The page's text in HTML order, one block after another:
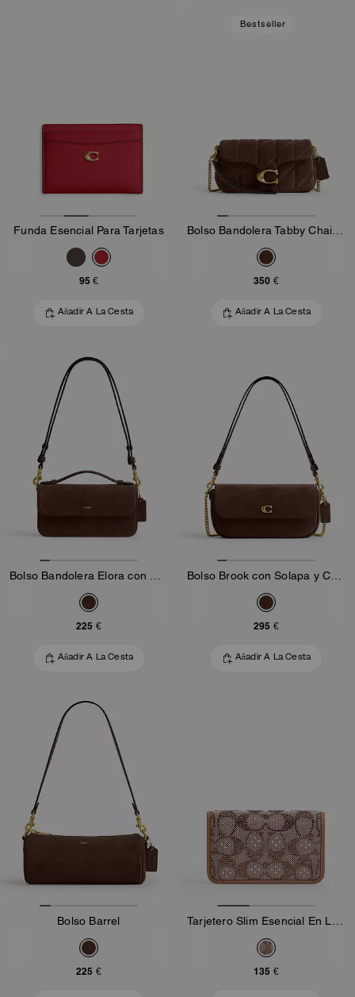
Funda Esencial Para Tarjetas
95 €
Añadir A La Cesta
Bestseller
Bolso Bandolera Tabby Chain 19 Con Acolchado
350 €
Añadir A La Cesta
225 €
Añadir A La Cesta
295 €
Añadir A La Cesta
Bolso Barrel
225 € 135 €